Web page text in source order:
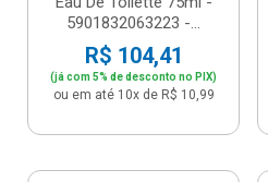
5901832063223 -...
R$ 104,41
(já com 5% de desconto no PIX)
ou em até 10x de R$ 10,99